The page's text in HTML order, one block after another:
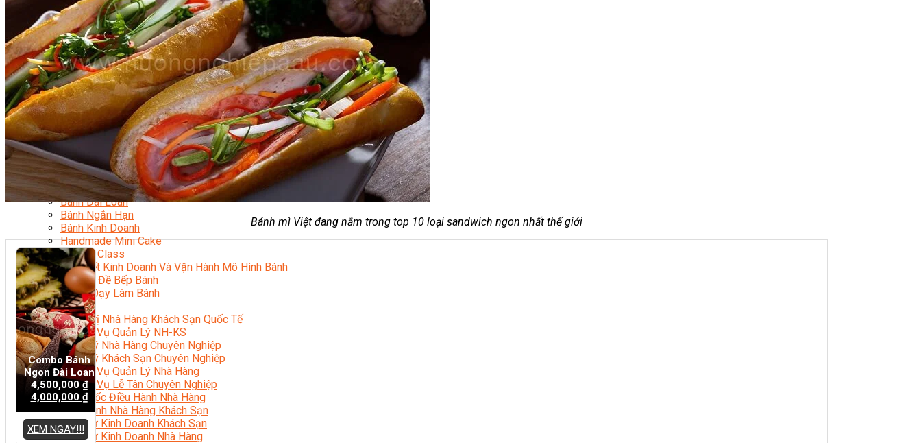
Kinh Doanh Mô Hình Đồ Uống Thịnh Hành
Kinh Doanh Chuỗi Và Nhượng Quyền
Tiếng Anh Chuyên Ngành Pha Chế
Học Làm Kem
Học Pha Chế Trà Sữa
Chuyên Đề Pha Chế
Video Dạy Pha Chế
Làm Bánh
Nghiệp Vụ Bếp Trưởng Bếp Bánh
Nghiệp Vụ Bếp Bánh Quốc Tế
Nghiệp Vụ Quản Lý Bếp Bánh
Nghiệp Vụ Bánh Kem
Bánh Việt
Bánh Nhật
Bánh Mì Nâng Cao
Bánh Đài Loan
Bánh Ngắn Hạn
Bánh Kinh Doanh
Handmade Mini Cake
Master Class
Bí Quyết Kinh Doanh Và Vận Hành Mô Hình Bánh
Chuyên Đề Bếp Bánh
Video Dạy Làm Bánh
Quản Trị NHKS
Quản Trị Nhà Hàng Khách Sạn Quốc Tế
Nghiệp Vụ Quản Lý NH-KS
Quản Lý Nhà Hàng Chuyên Nghiệp
Quản Lý Khách Sạn Chuyên Nghiệp
Nghiệp Vụ Quản Lý Nhà Hàng
Nghiệp Vụ Lễ Tân Chuyên Nghiệp
Giám Đốc Điều Hành Nhà Hàng
Tiếng Anh Nhà Hàng Khách Sạn
Khởi Sự Kinh Doanh Khách Sạn
Khởi Sự Kinh Doanh Nhà Hàng
Bánh mì Việt đang nằm trong top 10 loại sandwich ngon nhất thế giới
Combo Bánh
Ngon Đài Loan
4,500,000₫
4,000,000 ₫
XEM NGAY!!!